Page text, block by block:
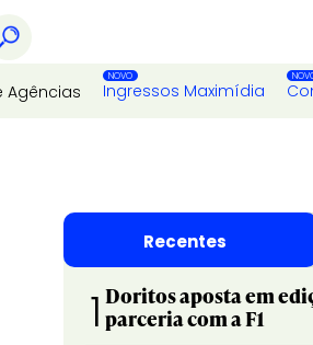
Agências Ingressos Maximídia
Recentes
1 Doritos aposta em
parceria com a F1